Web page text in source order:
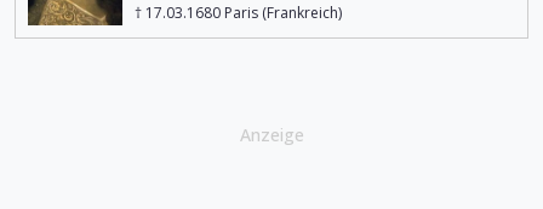
† 17.03.1680 Paris (Frankreich)
Anzeige